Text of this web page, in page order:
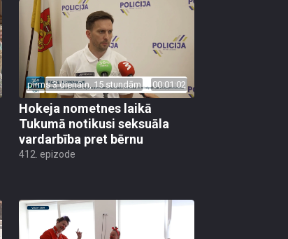
pirms 3 dienām, 15 stundām 00:01:02
Hokeja nometnes laikā
Tukumā notikusi seksuāla
vardarbība pret bērnu
412. epizode